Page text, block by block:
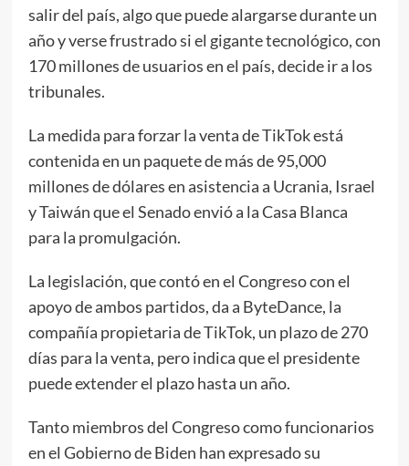
salir del país, algo que puede alargarse durante un
año y verse frustrado si el gigante tecnológico, con
170 millones de usuarios en el país, decide ir a los
tribunales.
La medida para forzar la venta de TikTok está
contenida en un paquete de más de 95,000
millones de dólares en asistencia a Ucrania, Israel
y Taiwán que el Senado envió a la Casa Blanca
para la promulgación.
La legislación, que contó en el Congreso con el
apoyo de ambos partidos, da a ByteDance, la
compañía propietaria de TikTok, un plazo de 270
días para la venta, pero indica que el presidente
puede extender el plazo hasta un año.
Tanto miembros del Congreso como funcionarios
en el Gobierno de Biden han expresado su